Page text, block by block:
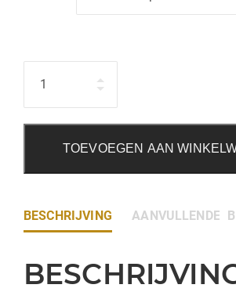
TOEVOEGEN AAN
BESCHRIJVING AANVULLENDE